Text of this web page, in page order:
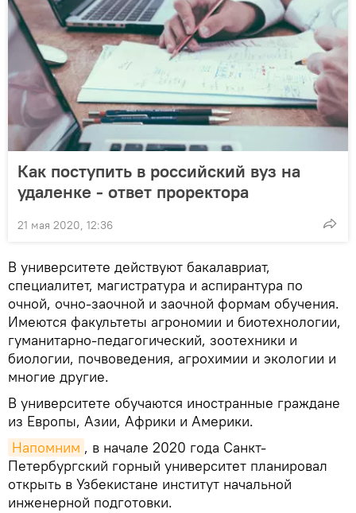
Как поступить в российский вуз на
удаленке - ответ проректора
21 мая 2020, 12:36
В университете действуют бакалавриат,
специалитет, магистратура и аспирантура по
очной, очно-заочной и заочной формам обучения.
Имеются факультеты агрономии и биотехнологии,
гуманитарно-педагогический, зоотехники и
биологии, почвоведения, агрохимии и экологии и
многие другие.
В университете обучаются иностранные граждане
из Европы, Азии, Африки и Америки.
Напомним , в начале 2020 года Санкт-
Петербургский горный университет планировал
открыть в Узбекистане институт начальной
инженерной подготовки.